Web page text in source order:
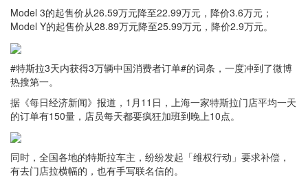
Model 3的起售价从26.59万元降至22.99万元，降价3.6万元；
Model Y的起售价从28.89万元降至25.99万元，降价2.9万元。
#特斯拉3天内获得3万辆中国消费者订单#的词条，一度冲到了微博
热搜第一。
据《每日经济新闻》报道，1月11日，上海一家特斯拉门店平均一天
的订单有150量，店员每天都要疯狂加班到晚上10点。
同时，全国各地的特斯拉车主，纷纷发起「维权行动」要求补偿，
有去门店拉横幅的，也有手写联名信的。